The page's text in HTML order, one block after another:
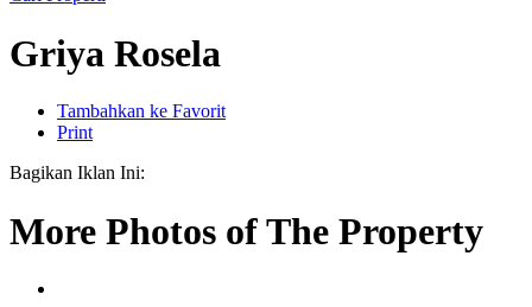
Griya Rosela
Tambahkan ke Favorit
Print
Bagikan Iklan Ini:
More Photos of The Property